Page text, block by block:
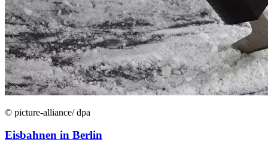
© picture-alliance/ dpa
Eisbahnen in Berlin